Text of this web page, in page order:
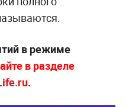
в режиме
в разделе
.